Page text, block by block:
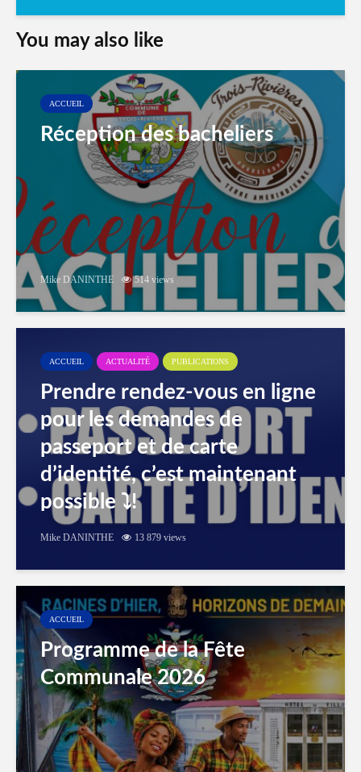
You may also like
ACCUEIL
Réception des bacheliers
Mike DANINTHE 514 views
ACCUEIL ACTUALITÉ PUBLICATIONS
Prendre rendez-vous en ligne
pour les demandes de
passeport et de carte
d’identité, c’est maintenant
possible ⤵️!
Mike DANINTHE 13 879 views
ACCUEIL
Programme de la Fête
Communale 2026